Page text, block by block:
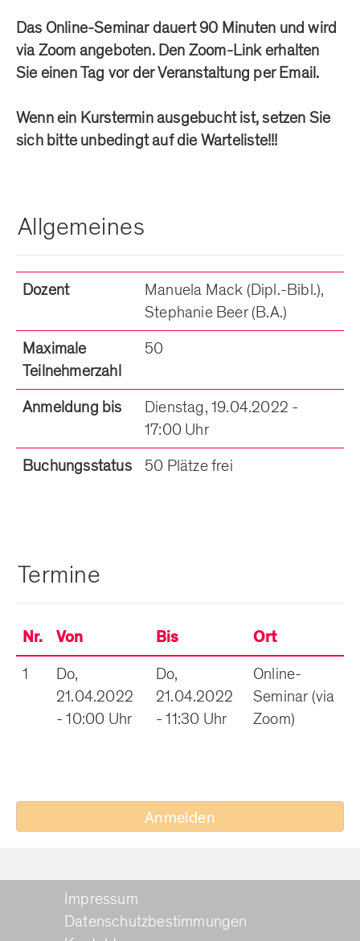
Das Online-Seminar dauert 90 Minuten und wird
via Zoom angeboten. Den Zoom-Link erhalten
Sie einen Tag vor der Veranstaltung per Email.
Wenn ein Kurstermin ausgebucht ist, setzen Sie
sich bitte unbedingt auf die Warteliste!!!
Allgemeines
Dozent
Manuela Mack (Dipl.-Bibl.),
Stephanie Beer (B.A.)
Maximale
Teilnehmerzahl
50
Anmeldung bis
Dienstag, 19.04.2022 -
17:00 Uhr
Buchungsstatus
50 Plätze frei
Termine
Nr. Von Bis
Ort
1
Do,
21.04.2022
- 10:00 Uhr
Do,
21.04.2022
- 11:30 Uhr
Online-
Seminar (via
Zoom)
Anmelden
Impressum
Datenschutzbestimmungen